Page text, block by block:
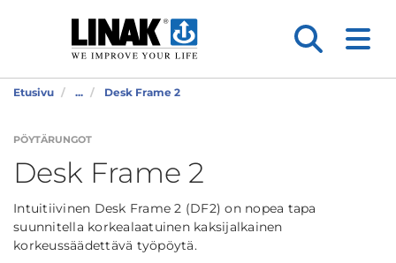
Etusivu ... Desk Frame 2
PÖYTÄRUNGOT
Desk Frame 2
Intuitiivinen Desk Frame 2 (DF2) on nopea tapa
suunnitella korkealaatuinen kaksijalkainen
korkeussäädettävä työpöytä.